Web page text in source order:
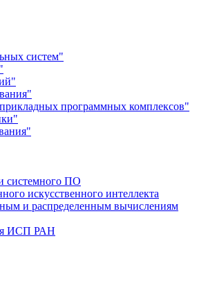
систем"
программных комплексов"
системного ПО
искусственного интеллекта
и распределенным вычислениям
ИСП РАН